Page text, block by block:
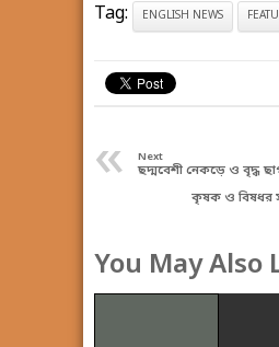
Tag: ENGLISH NEWS
« Next
ছদ্মবেশী নেকড়ে ও বৃদ্ধ
কৃষক ও বিষধর
You May Also